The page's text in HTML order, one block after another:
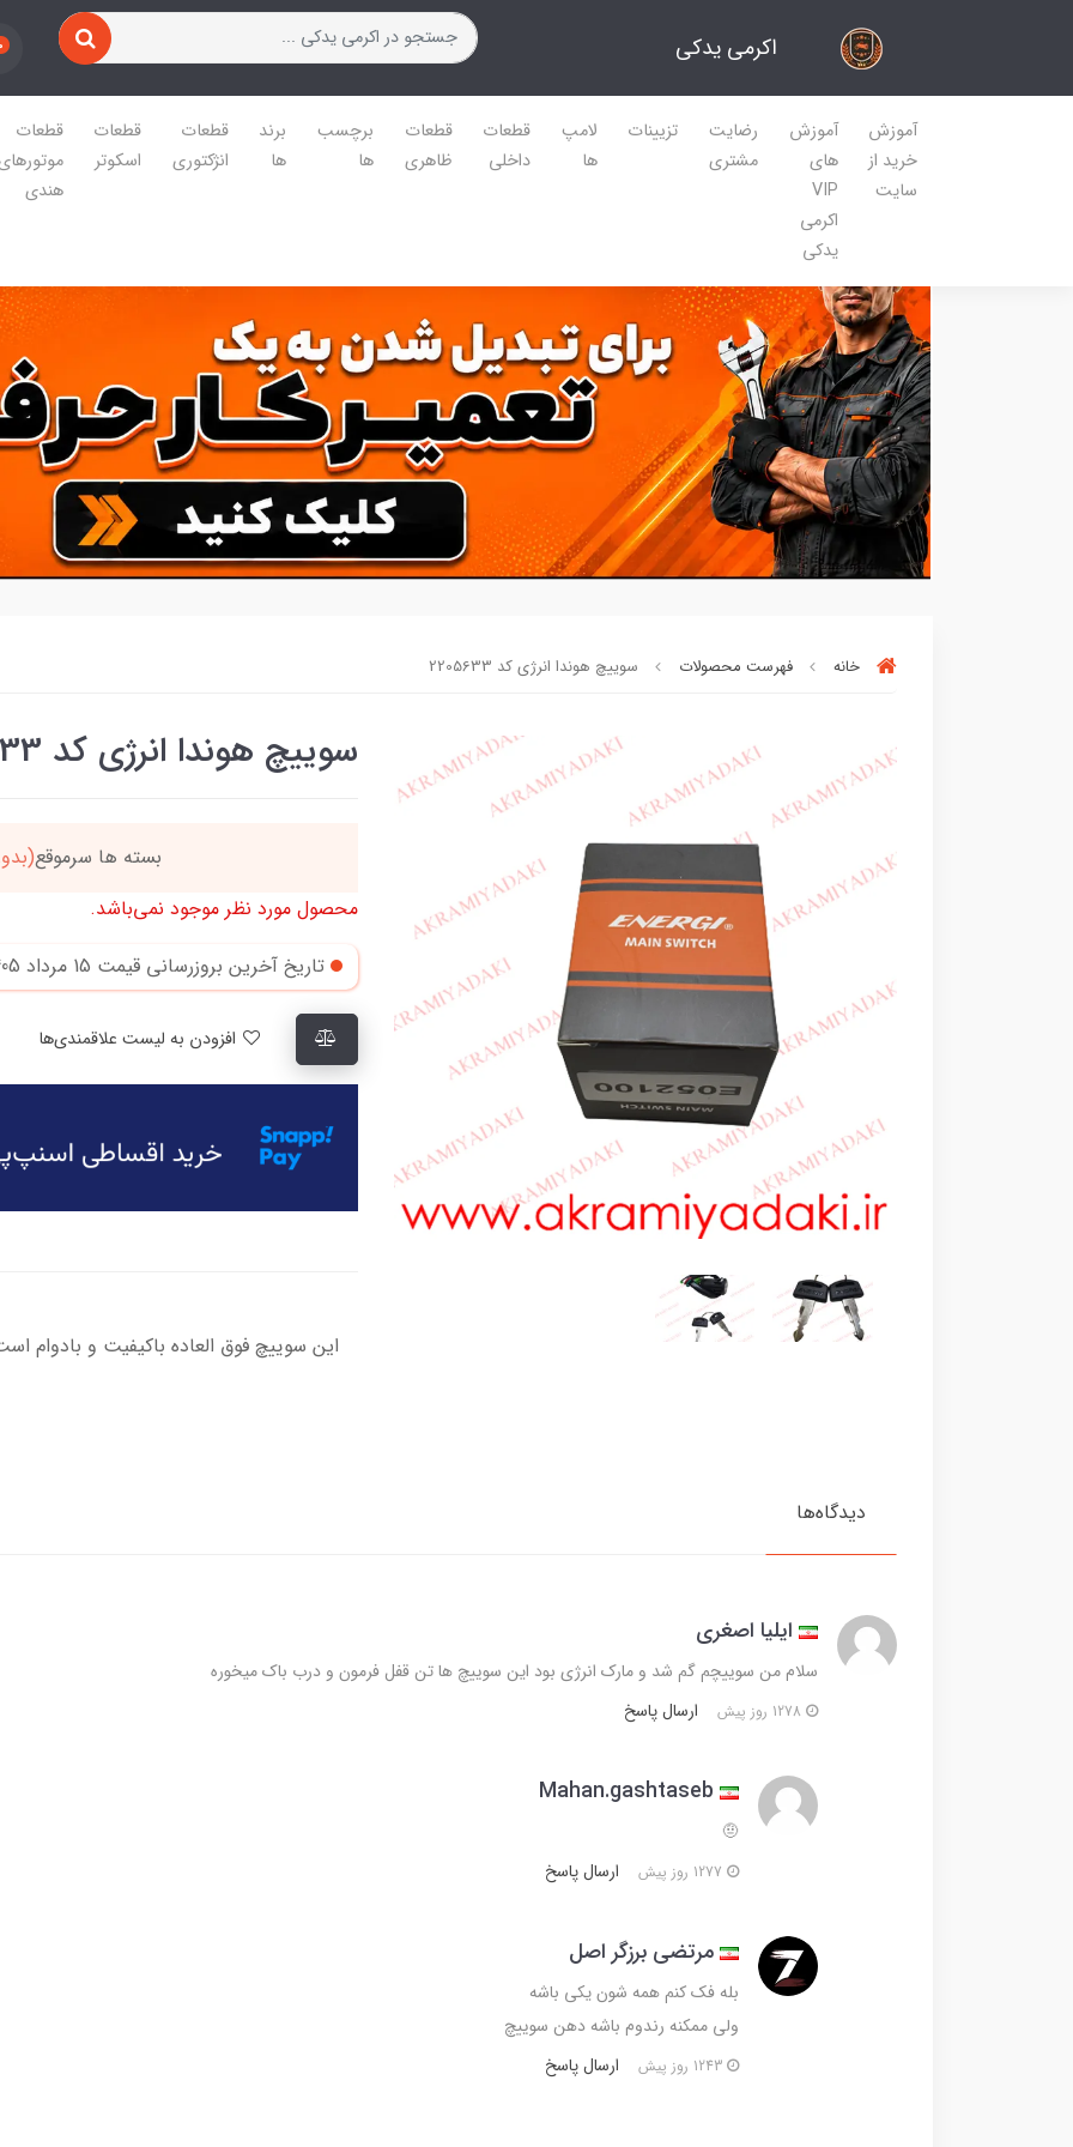
اکرمی یدکی
آموزش
خرید از
سایت
آموزش
های
VIP
اکرمی
یدکی
رضایت
مشتری
تزیینات
لامپ
ها
قطعات
داخلی
قطعات
ظاهری
برچسب
ها
برند
ها
قطعات
انژکتوری
قطعات
اسکوتر
قطعات
هندی
خانه فهرست محصولات سوییچ هوندا انرژی کد 2205633
سوییچ هوندا انرژی کد 2205633
بسته ها سرموقع ارسال میگردد خریدتو به5میلیون
محصول مورد نظر موجود نمی‌باشد.
تاریخ آخرین بروزرسانی قیمت 15 مرداد 1405
این سوییچ فوق العاده باکیفیت و بادوام
دیدگاه‌ها
ایلیا اصغری
سلام من سوییچم گم شد و مارک انرژی بود این سوییچ ها تن قفل فرمون و درب باک میخوره
ارسال پاسخ
Mahan.gashtaseb
🤨
ارسال پاسخ
مرتضی برزگر اصل
بله فک کنم همه شون یکی باشه
ولی ممکنه رندوم باشه دهن سوییچ
ارسال پاسخ